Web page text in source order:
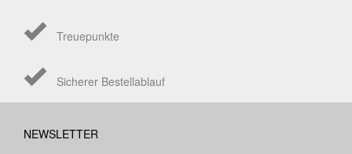
Treuepunkte
Sicherer Bestellablauf
NEWSLETTER